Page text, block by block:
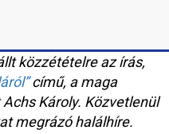
közzétételre az írás,
című, a maga
Károly. Közvetlenül
megrázó halálhíre.